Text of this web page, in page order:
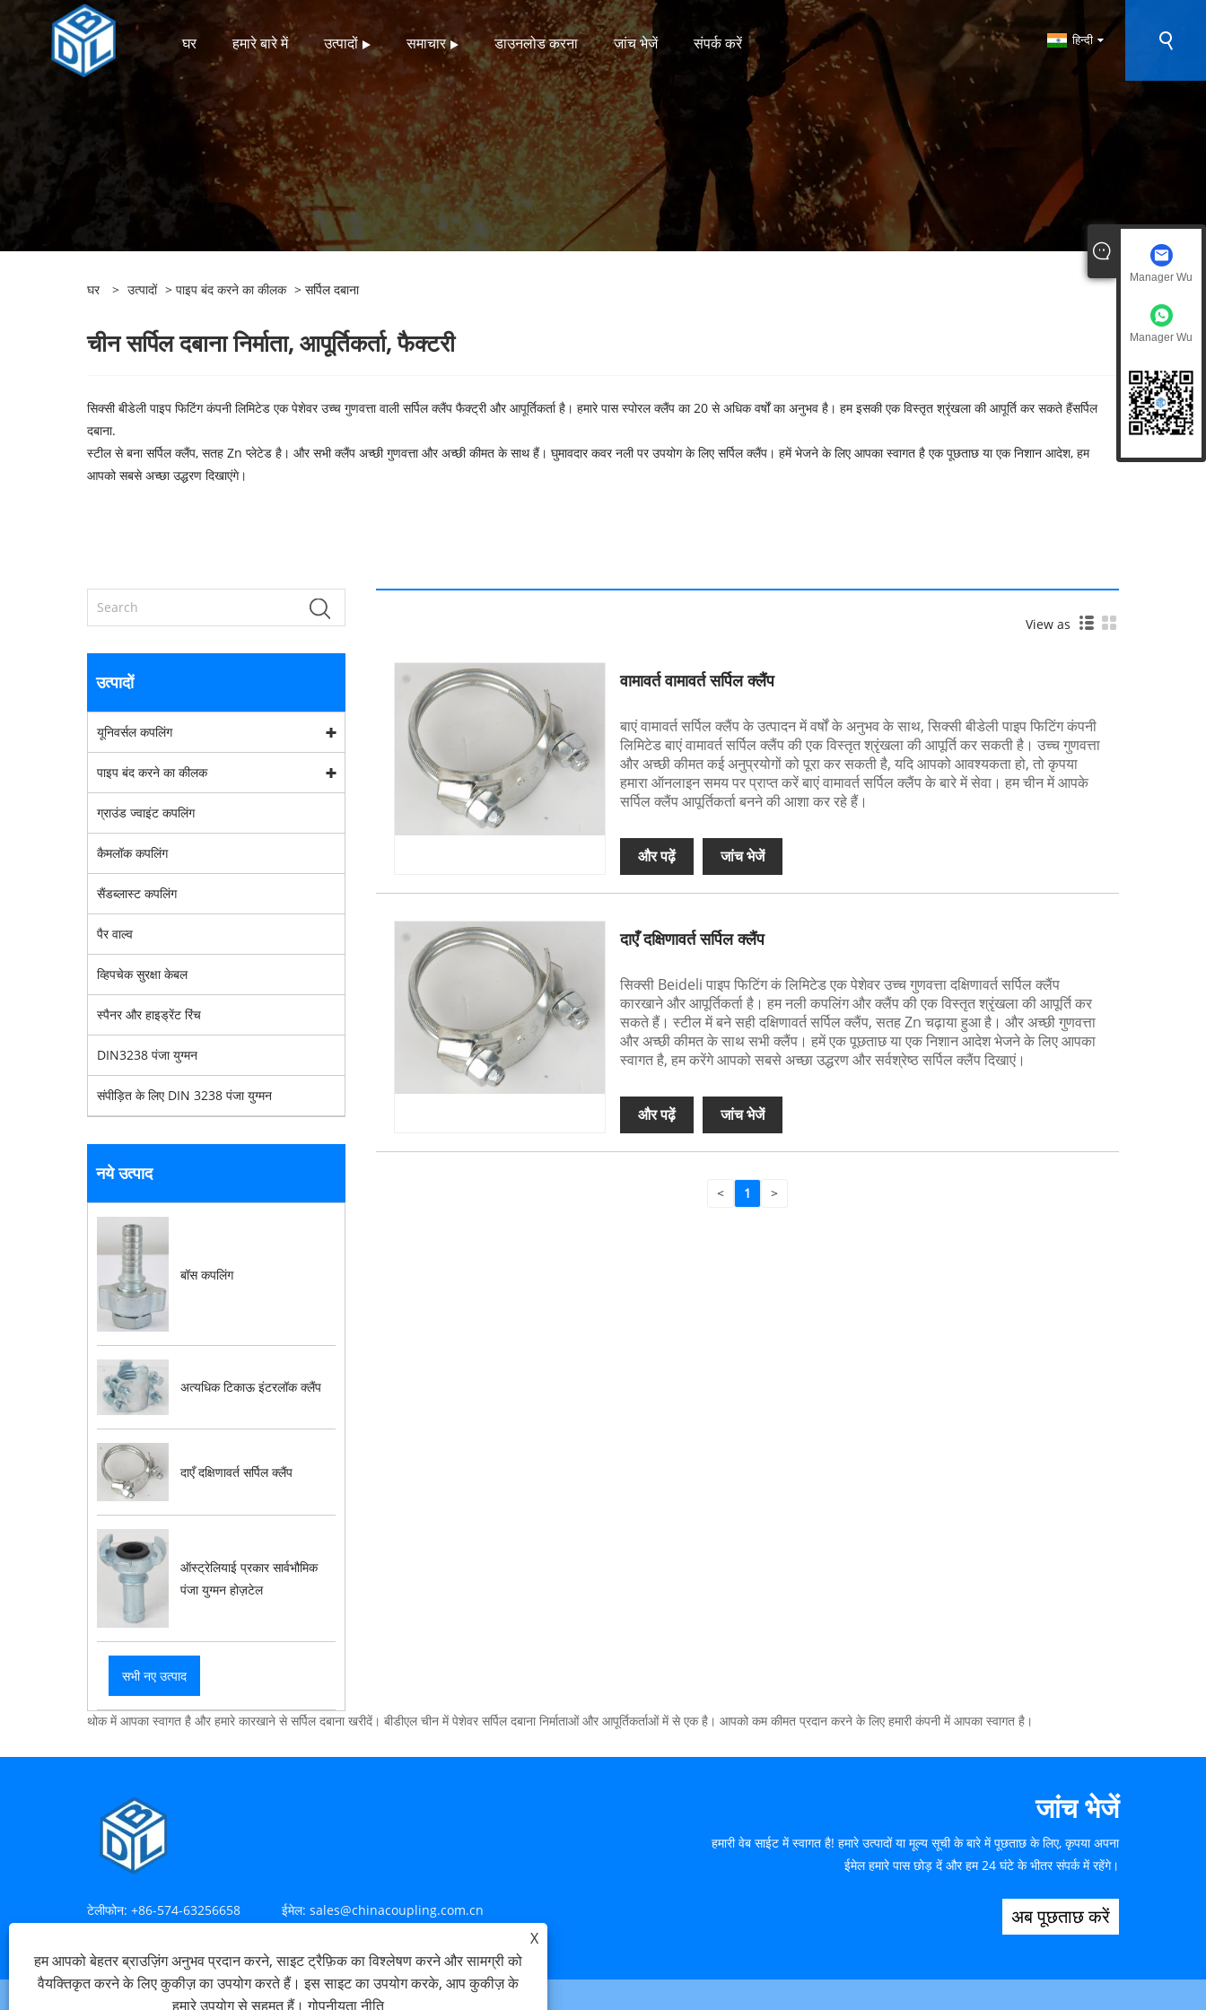
घर हमारे बारे में उत्पादों समाचार डाउनलोड करना जांच भेजें संपर्क करें हिन्दी
घर > उत्पादों > पाइप बंद करने का कीलक > सर्पिल दबाना
चीन सर्पिल दबाना निर्माता, आपूर्तिकर्ता, फैक्टरी
सिक्सी बीडेली पाइप फिटिंग कंपनी लिमिटेड एक पेशेवर उच्च गुणवत्ता वाली सर्पिल क्लैंप फैक्ट्री और आपूर्तिकर्ता है। हमारे पास स्पोरल क्लैंप का 20 से अधिक वर्षों का अनुभव है। हम इसकी एक विस्तृत श्रृंखला की आपूर्ति कर सकते हैंसर्पिल
दबाना.
स्टील से बना सर्पिल क्लैंप, सतह Zn प्लेटेड है। और सभी क्लैंप अच्छी गुणवत्ता और अच्छी कीमत के साथ हैं। घुमावदार कवर नली पर उपयोग के लिए सर्पिल क्लैंप। हमें भेजने के लिए आपका स्वागत है एक पूछताछ या एक निशान आदेश, हम
आपको सबसे अच्छा उद्धरण दिखाएंगे।
उत्पादों
यूनिवर्सल कपलिंग
पाइप बंद करने का कीलक
ग्राउंड ज्वाइंट कपलिंग
कैमलॉक कपलिंग
सैंडब्लास्ट कपलिंग
पैर वाल्व
व्हिपचेक सुरक्षा केबल
स्पैनर और हाइड्रेंट रिंच
DIN3238 पंजा युग्मन
संपीड़ित के लिए DIN 3238 पंजा युग्मन
नये उत्पाद
बॉस कपलिंग
अत्यधिक टिकाऊ इंटरलॉक क्लैंप
दाएँ दक्षिणावर्त सर्पिल क्लैंप
ऑस्ट्रेलियाई प्रकार सार्वभौमिक
पंजा युग्मन होज़टेल
सभी नए उत्पाद
View as
वामावर्त वामावर्त सर्पिल क्लैंप
बाएं वामावर्त सर्पिल क्लैंप के उत्पादन में वर्षों के अनुभव के साथ, सिक्सी बीडेली पाइप फिटिंग कंपनी
लिमिटेड बाएं वामावर्त सर्पिल क्लैंप की एक विस्तृत श्रृंखला की आपूर्ति कर सकती है। उच्च गुणवत्ता
और अच्छी कीमत कई अनुप्रयोगों को पूरा कर सकती है, यदि आपको आवश्यकता हो, तो कृपया
हमारा ऑनलाइन समय पर प्राप्त करें बाएं वामावर्त सर्पिल क्लैंप के बारे में सेवा। हम चीन में आपके
सर्पिल क्लैंप आपूर्तिकर्ता बनने की आशा कर रहे हैं।
और पढ़ें जांच भेजें
दाएँ दक्षिणावर्त सर्पिल क्लैंप
सिक्सी Beideli पाइप फिटिंग कं लिमिटेड एक पेशेवर उच्च गुणवत्ता दक्षिणावर्त सर्पिल क्लैंप
कारखाने और आपूर्तिकर्ता है। हम नली कपलिंग और क्लैंप की एक विस्तृत श्रृंखला की आपूर्ति कर
सकते हैं। स्टील में बने सही दक्षिणावर्त सर्पिल क्लैंप, सतह Zn चढ़ाया हुआ है। और अच्छी गुणवत्ता
और अच्छी कीमत के साथ सभी क्लैंप। हमें एक पूछताछ या एक निशान आदेश भेजने के लिए आपका
स्वागत है, हम करेंगे आपको सबसे अच्छा उद्धरण और सर्वश्रेष्ठ सर्पिल क्लैंप दिखाएं।
और पढ़ें जांच भेजें
< 1 >
थोक में आपका स्वागत है और हमारे कारखाने से सर्पिल दबाना खरीदें। बीडीएल चीन में पेशेवर सर्पिल दबाना निर्माताओं और आपूर्तिकर्ताओं में से एक है। आपको कम कीमत प्रदान करने के लिए हमारी कंपनी में आपका स्वागत है।
टेलीफोन: +86-574-63256658 ईमेल: sales@chinacoupling.com.cn
जांच भेजें
हमारी वेब साईट में स्वागत है! हमारे उत्पादों या मूल्य सूची के बारे में पूछताछ के लिए, कृपया अपना
ईमेल हमारे पास छोड़ दें और हम 24 घंटे के भीतर संपर्क में रहेंगे।
अब पूछताछ करें
Manager Wu
Manager Wu
X
हम आपको बेहतर ब्राउज़िंग अनुभव प्रदान करने, साइट ट्रैफ़िक का विश्लेषण करने और सामग्री को
वैयक्तिकृत करने के लिए कुकीज़ का उपयोग करते हैं। इस साइट का उपयोग करके, आप कुकीज़ के
हमारे उपयोग से सहमत हैं।गोपनीयता नीति